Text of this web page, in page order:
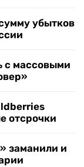
убытков
с массовыми
отсрочки
заманили и